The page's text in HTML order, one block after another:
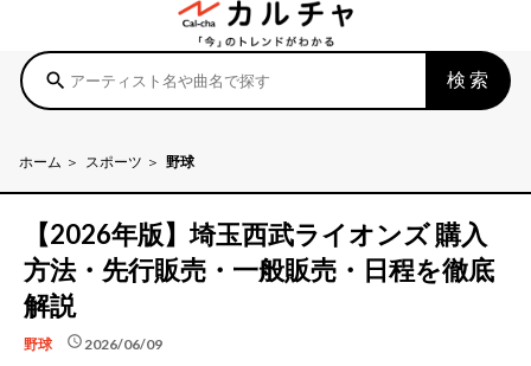
search 検索
ホーム スポーツ 野球
【2026年版】埼玉西武ライオンズ 購入
方法・先行販売・一般販売・日程を徹底
解説
野球 schedule 2026/06/09